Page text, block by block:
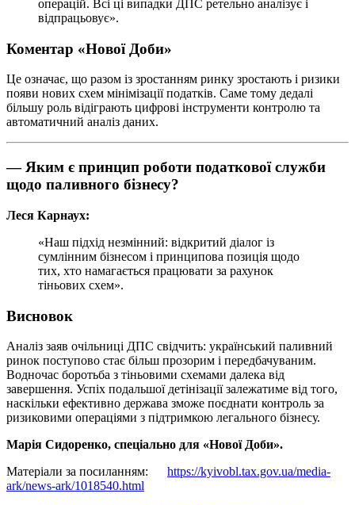
операцій. Всі ці випадки ДПС ретельно аналізує і
відпрацьовує».
Коментар «Нової Доби»
Це означає, що разом із зростанням ринку зростають і ризики
появи нових схем мінімізації податків. Саме тому дедалі
більшу роль відіграють цифрові інструменти контролю та
автоматичний аналіз даних.
— Яким є принцип роботи податкової служби
щодо паливного бізнесу?
Леся Карнаух:
«Наш підхід незмінний: відкритий діалог із
сумлінним бізнесом і принципова позиція щодо
тих, хто намагається працювати за рахунок
тіньових схем».
Висновок
Аналіз заяв очільниці ДПС свідчить: український паливний
ринок поступово стає більш прозорим і передбачуваним.
Водночас боротьба з тіньовими схемами далека від
завершення. Успіх подальшої детінізації залежатиме від того,
наскільки ефективно держава зможе поєднати контроль за
ризиковими операціями з підтримкою легального бізнесу.
Марія Сидоренко, спеціально для «Нової Доби».
Матеріали за посиланням: https://kyivobl.tax.gov.ua/media-
ark/news-ark/1018540.html